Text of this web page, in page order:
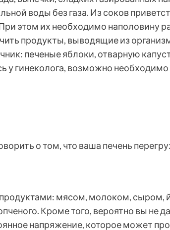
воды без газа. Из соков
этом их необходимо наполовину
продукты, выводящие из
печеные яблоки, отварную
у гинеколога, возможно
о том, что ваша печень
мясом, молоком, сыром,
Кроме того, вероятно вы не
напряжение, которое может